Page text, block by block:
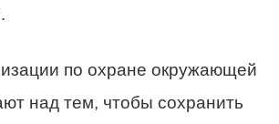
по охране окружающей
над тем, чтобы сохранить